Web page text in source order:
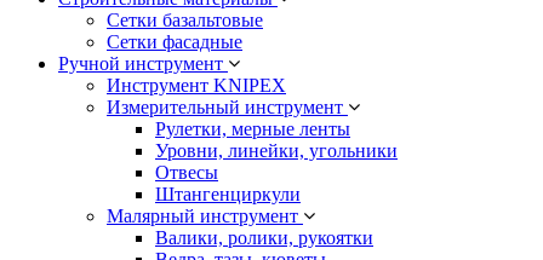
Сетки базальтовые
Сетки фасадные
Ручной инструмент
Инструмент KNIPEX
Измерительный инструмент
Рулетки, мерные ленты
Уровни, линейки, угольники
Отвесы
Штангенциркули
Малярный инструмент
Валики, ролики, рукоятки